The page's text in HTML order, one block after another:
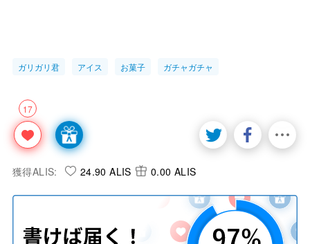
ガリガリ君 アイス お菓子 ガチャガチャ
17
獲得ALIS: 24.90 ALIS 0.00 ALIS